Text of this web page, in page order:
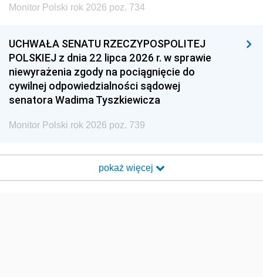
Monitor Polski rok 2026 poz. 734
UCHWAŁA SENATU RZECZYPOSPOLITEJ
POLSKIEJ z dnia 22 lipca 2026 r. w sprawie
niewyrażenia zgody na pociągnięcie do
cywilnej odpowiedzialności sądowej
senatora Wadima Tyszkiewicza
Monitor Polski rok 2026 poz. 739
pokaż więcej